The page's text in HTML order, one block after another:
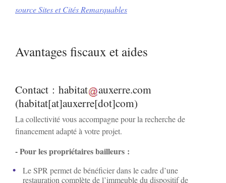
source Sites et Cités Remarquables
Avantages fiscaux et aides
Contact : habitat auxerre.com
(habitat[at]auxerre[dot]com)
La collectivité vous accompagne pour la recherche de
financement adapté à votre projet.
- Pour les propriétaires bailleurs :
Le SPR permet de bénéficier dans le cadre d’une
restauration complète de l’immeuble du dispositif de